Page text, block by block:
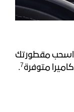
واسحب مقطورتك
7
.